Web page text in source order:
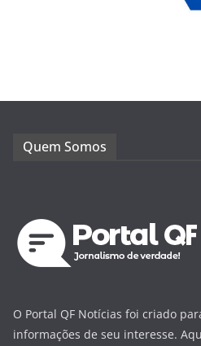
Quem Somos
O Portal QF Notícias foi criado
informações de seu interesse.